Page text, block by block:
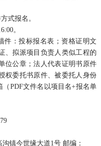
式报名。
。
件：投标报名表；资格证明文
、拟派项目负责人类似工程的
位公章；法人代表证明书原件
权委托书原件、被委托人身份
（PDF文件名以项目名+报名单
镇今世缘大道1 号 邮编：